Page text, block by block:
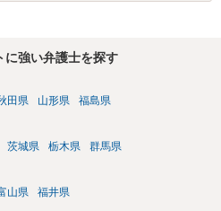
に強い弁護士を探す
田県 山形県 福島県
茨城県 栃木県 群馬県
山県 福井県